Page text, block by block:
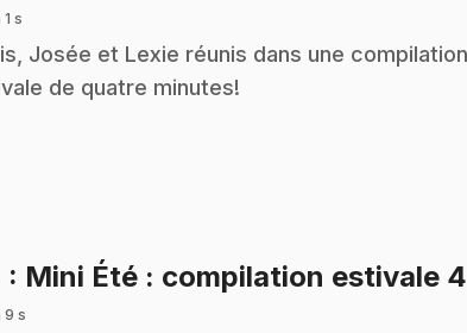
s
Josée et Lexie réunis dans une compilation
de quatre minutes!
: Mini Été : compilation estivale 4
9 s